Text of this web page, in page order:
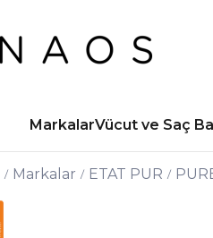
MarkalarVücut ve Saç
Markalar ETAT PUR